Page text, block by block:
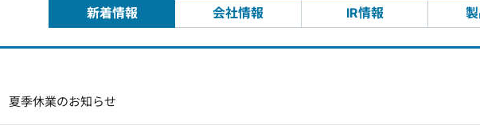
新着情報 会社情報 IR情報
夏季休業のお知らせ